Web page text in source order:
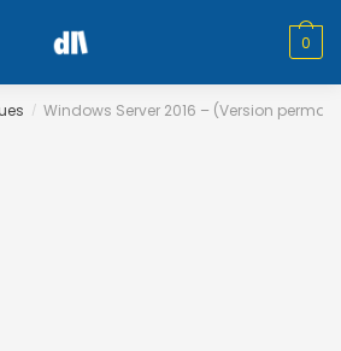
0
/ Windows Server 2016 – (Version